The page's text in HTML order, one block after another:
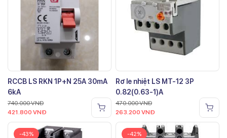
RCCB LS RKN 1P+N 25A 30mA
6kA
740.000VNĐ
421.800 VNĐ
Rơ le nhiệt LS MT-12 3P
0.82(0.63-1)A
470.000VNĐ
263.200 VNĐ
-43% -42%